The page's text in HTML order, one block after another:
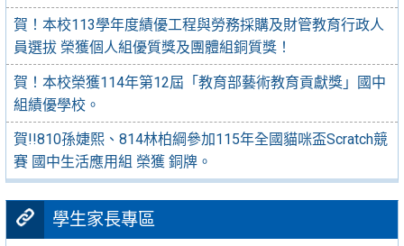
賀！本校113學年度績優工程與勞務採購及財管教育行政人
員選拔 榮獲個人組優質獎及團體組銅質獎！
賀！本校榮獲114年第12屆「教育部藝術教育貢獻獎」國中
組績優學校。
賀!!810孫婕熙、814林柏綱參加115年全國貓咪盃Scratch競
賽 國中生活應用組 榮獲 銅牌。
學生家長專區